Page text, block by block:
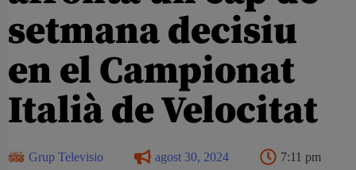
setmana decisiu
en el Campionat
Italià de Velocitat
Grup Televisio agost 30, 2024 7:11 pm